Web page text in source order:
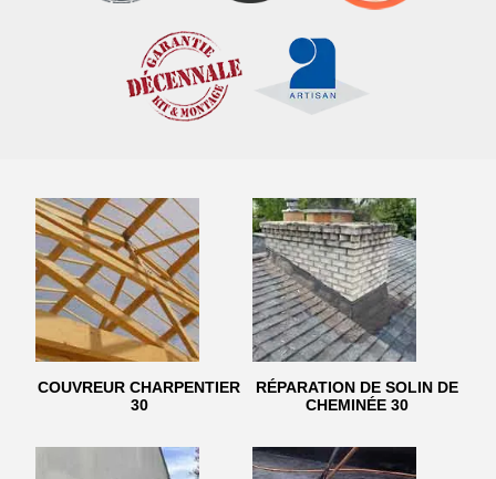
COUVREUR CHARPENTIER
30
RÉPARATION DE SOLIN DE
CHEMINÉE 30